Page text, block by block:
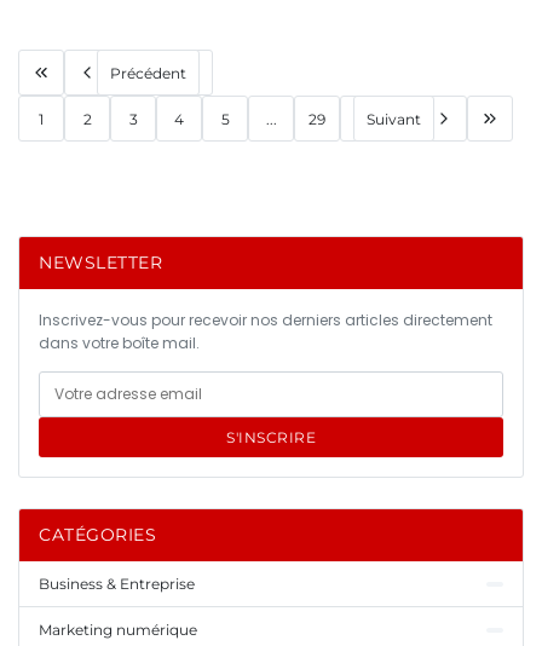
Précédent
1 2 3 4 5 ... 29 Suivant
NEWSLETTER
Inscrivez-vous pour recevoir nos derniers articles directement
dans votre boîte mail.
S'INSCRIRE
CATÉGORIES
Business & Entreprise
Marketing numérique